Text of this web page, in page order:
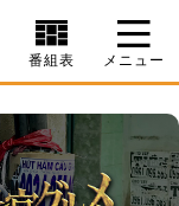
番組表 メニュー